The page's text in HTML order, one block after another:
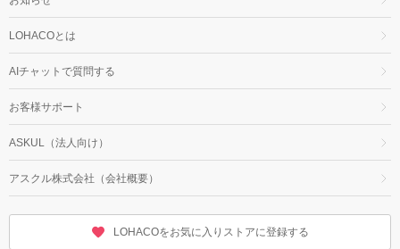
LOHACOとは
AIチャットで質問する
お客様サポート
ASKUL（法人向け）
アスクル株式会社（会社概要）
LOHACOをお気に入りストアに登録する